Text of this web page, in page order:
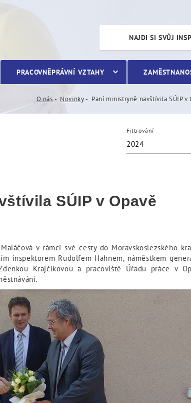
v Opavě
NAJDI SI SVŮJ
PRACOVNĚPRÁVNÍ VZTAHY
O nás Novinky Paní ministryně navštívila SÚIP v
Filtrování
2024
SÚIP v Opavě
v rámci své cesty do Moravskoslezského
inspektorem Rudolfem Hahnem, náměstkem
Krajčíkovou a pracoviště Úřadu práce v